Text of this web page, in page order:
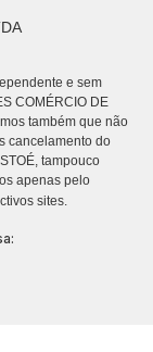
e sem
COMÉRCIO DE
também que não
cancelamento do
tampouco
apenas pelo
sites.